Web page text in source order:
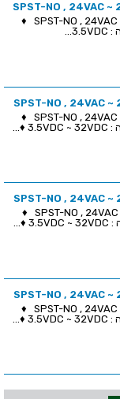
ממסר SPST-NO , 24VAC ~ 280VAC , 40A - SSR ♦
ממסר SPST-NO , 24VAC ~ 280VAC , 50A - SSR ♦
ממסר SPST-NO , 24VAC ~ 280VAC , 75A - SSR ♦
ממסר SPST-NO , 24VAC ~ 280VAC , 90A - SSR ♦